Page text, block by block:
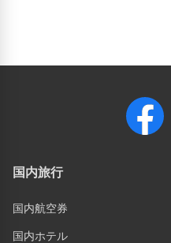
国内旅行
国内航空券
国内ホテル